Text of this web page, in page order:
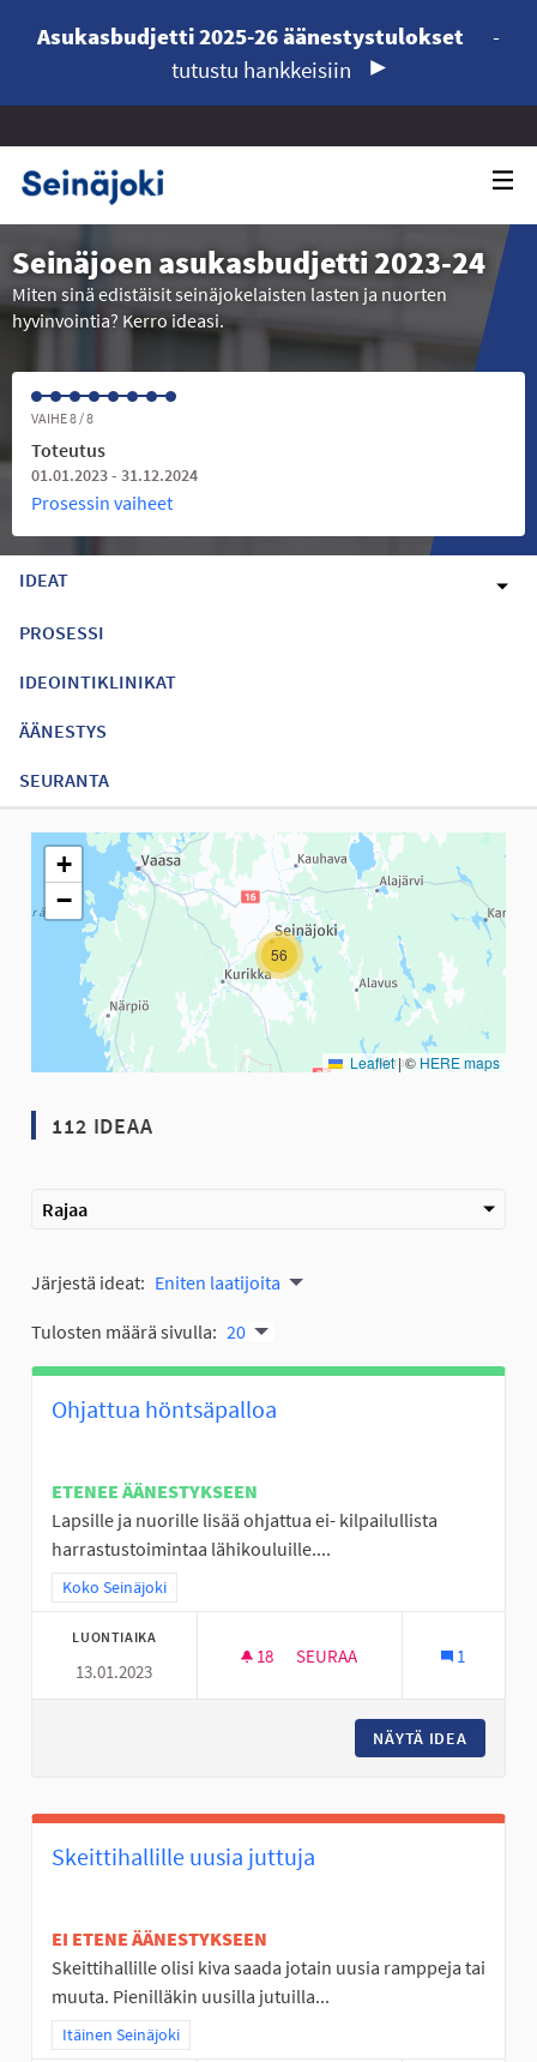
Asukasbudjetti 2025-26 äänestystulokset
-
tutustu hankkeisiin
Seinäjoen asukasbudjetti 2023-24
Miten sinä edistäisit seinäjokelaisten lasten ja nuorten
hyvinvointia? Kerro ideasi.
VAIHE 8 / 8
Toteutus
01.01.2023 - 31.12.2024
Prosessin vaiheet
IDEAT
PROSESSI
IDEOINTIKLINIKAT
ÄÄNESTYS
SEURANTA
Seuraavassa elementissä on kartta, joka esittää tämän
56
+
−
Leaflet |© HERE maps
112 IDEAA
Rajaa
Järjestä ideat: Eniten laatijoita
Tulosten määrä sivulla: 20
Ohjattua höntsäpalloa
ETENEE ÄÄNESTYKSEEN
Lapsille ja nuorille lisää ohjattua ei- kilpailullista
harrastustoimintaa lähikouluille....
Rajaa tulokset teeman mukaan: Koko Seinäjoki
Koko Seinäjoki
LUONTIAIKA
13.01.2023
18 18 SEURAAJAA
SEURAA 1
NÄYTÄ IDEA
Skeittihallille uusia juttuja
EI ETENE ÄÄNESTYKSEEN
Skeittihallille olisi kiva saada jotain uusia ramppeja tai
muuta. Pienilläkin uusilla jutuilla...
Rajaa tulokset teeman mukaan: Itäinen Seinäjoki
Itäinen Seinäjoki